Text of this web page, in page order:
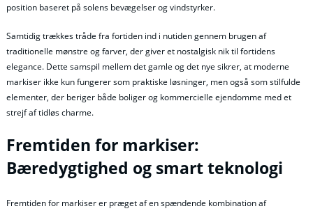
position baseret på solens bevægelser og vindstyrker.
Samtidig trækkes tråde fra fortiden ind i nutiden gennem brugen af
traditionelle mønstre og farver, der giver et nostalgisk nik til fortidens
elegance. Dette samspil mellem det gamle og det nye sikrer, at moderne
markiser ikke kun fungerer som praktiske løsninger, men også som stilfulde
elementer, der beriger både boliger og kommercielle ejendomme med et
strejf af tidløs charme.
Fremtiden for markiser:
Bæredygtighed og smart teknologi
Fremtiden for markiser er præget af en spændende kombination af